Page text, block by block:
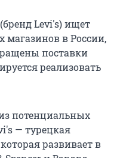
Levi's) ищет
магазинов в России,
поставки
реализовать
потенциальных
— турецкая
развивает в